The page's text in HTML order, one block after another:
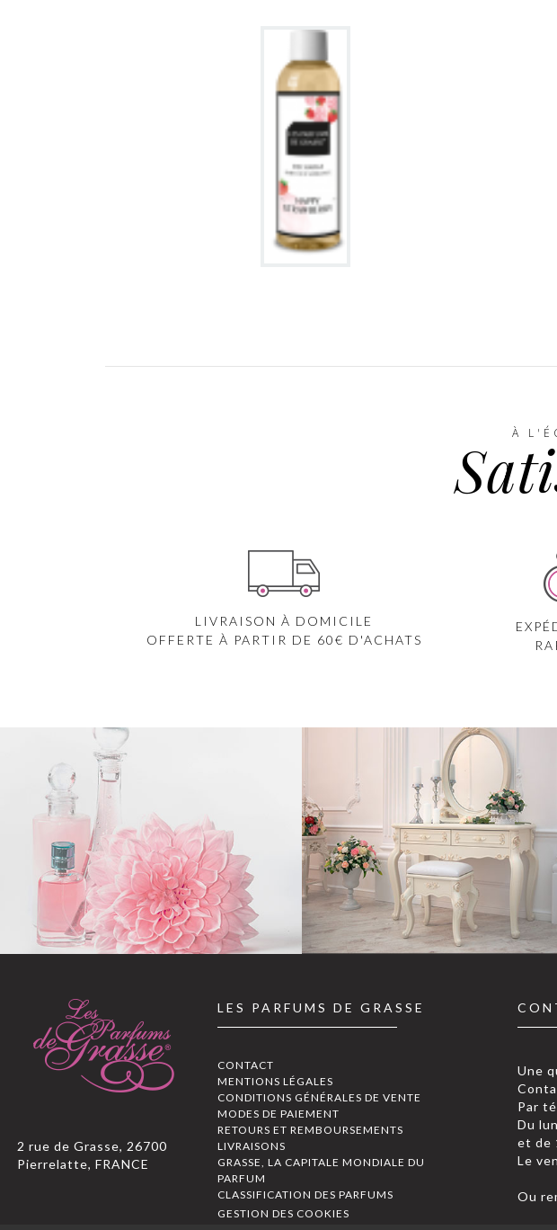
À
LIVRAISON À DOMICILE
OFFERTE À PARTIR DE 60€ D'ACHATS
2 rue de Grasse, 26700
Pierrelatte, FRANCE
LES PARFUMS DE GRASSE
CONTACT
MENTIONS LÉGALES
CONDITIONS GÉNÉRALES DE VENTE
MODES DE PAIEMENT
RETOURS ET REMBOURSEMENTS
LIVRAISONS
GRASSE, LA CAPITALE MONDIALE DU
PARFUM
CLASSIFICATION DES PARFUMS
GESTION DES COOKIES
Une
Par
Du
et de
Le
Ou